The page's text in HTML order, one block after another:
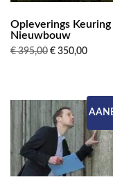
Opleverings Keuring
Nieuwbouw
€395,00 Oorspronkelijke
€ 395,00.
€ 350,00
€